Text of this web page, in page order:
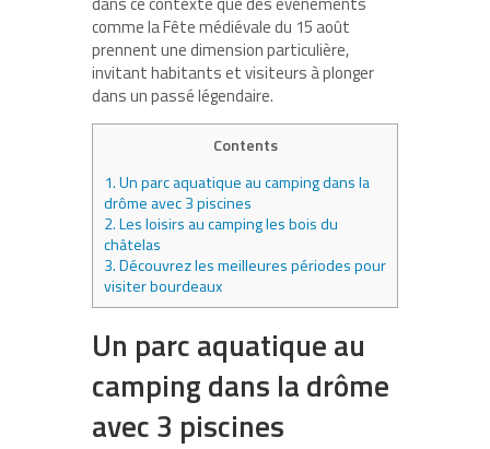
comme la Fête médiévale du 15 août
prennent une dimension particulière,
invitant habitants et visiteurs à plonger
dans un passé légendaire.
Contents
1.Un parc aquatique au camping dans la
drôme avec 3 piscines
2.Les loisirs au camping les bois du
châtelas
3.Découvrez les meilleures périodes pour
visiter bourdeaux
Un parc aquatique au
camping dans la drôme
avec 3 piscines